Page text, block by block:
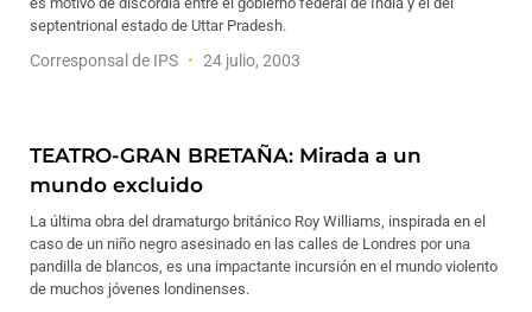
septentrional estado de Uttar Pradesh.
Corresponsal de IPS 24 julio, 2003
TEATRO-GRAN BRETAÑA: Mirada a un
mundo excluido
La última obra del dramaturgo británico Roy Williams, inspirada en el
caso de un niño negro asesinado en las calles de Londres por una
pandilla de blancos, es una impactante incursión en el mundo violento
de muchos jóvenes londinenses.